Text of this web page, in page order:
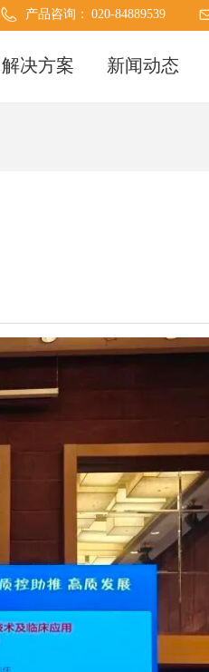
解决方案 新闻动态
产品咨询： 020-84889539